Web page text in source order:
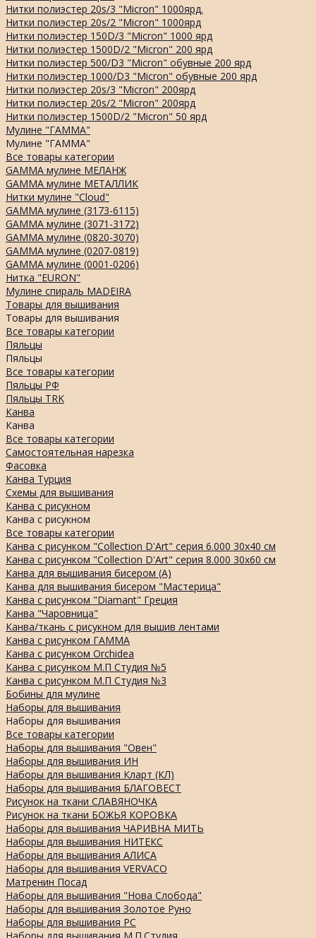
Нитки полиэстер 20s/3 "Micron" 1000ярд.
Нитки полиэстер 20s/2 "Micron" 1000ярд
Нитки полиэстер 150D/3 "Micron" 1000 ярд
Нитки полиэстер 1500D/2 "Micron" 200 ярд
Нитки полиэстер 500/D3 "Micron" обувные 200 ярд
Нитки полиэстер 1000/D3 "Micron" обувные 200 ярд
Нитки полиэстер 20s/3 "Micron" 200ярд
Нитки полиэстер 20s/2 "Micron" 200ярд
Нитки полиэстер 1500D/2 "Micron" 50 ярд
Мулине "ГАММА"
Мулине "ГАММА"
Все товары категории
GAMMA мулине МЕЛАНЖ
GAMMA мулине МЕТАЛЛИК
Нитки мулине "Cloud"
GAMMA мулине (3173-6115)
GAMMA мулине (3071-3172)
GAMMA мулине (0820-3070)
GAMMA мулине (0207-0819)
GAMMA мулине (0001-0206)
Нитка "EURON"
Мулине спираль MADEIRA
Товары для вышивания
Товары для вышивания
Все товары категории
Пяльцы
Пяльцы
Все товары категории
Пяльцы РФ
Пяльцы TRK
Канва
Канва
Все товары категории
Самостоятельная нарезка
Фасовка
Канва Турция
Схемы для вышивания
Канва с рисукном
Канва с рисукном
Все товары категории
Канва с рисунком "Collection D'Art" серия 6.000 30х40 см
Канва с рисунком "Collection D'Art" серия 8.000 30х60 см
Канва для вышивания бисером (А)
Канва для вышивания бисером "Мастерица"
Канва с рисунком "Diamant" Греция
Канва "Чаровница"
Канва/ткань с рисукном для вышив лентами
Канва с рисунком ГАММА
Канва с рисунком Orchidea
Канва с рисунком М.П Студия №5
Канва с рисунком М.П Студия №3
Бобины для мулине
Наборы для вышивания
Наборы для вышивания
Все товары категории
Наборы для вышивания "Овен"
Наборы для вышивания ИН
Наборы для вышивания Кларт (КЛ)
Наборы для вышивания БЛАГОВЕСТ
Рисунок на ткани СЛАВЯНОЧКА
Рисунок на ткани БОЖЬЯ КОРОВКА
Наборы для вышивания ЧАРИВНА МИТЬ
Наборы для вышивания НИТЕКС
Наборы для вышивания АЛИСА
Наборы для вышивания VERVACO
Матренин Посад
Наборы для вышивания "Нова Слобода"
Наборы для вышивания Золотое Руно
Наборы для вышивания РС